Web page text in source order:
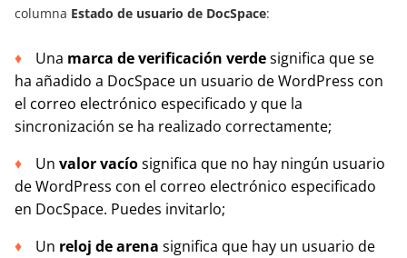
columna Estado de usuario de DocSpace:
Una marca de verificación verdesignifica que se
ha añadido a DocSpace un usuario de WordPress con
el correo electrónico especificado y que la
sincronización se ha realizado correctamente;
Un valor vacíosignifica que no hay ningún usuario
de WordPress con el correo electrónico especificado
en DocSpace. Puedes invitarlo;
Un reloj de arena significa que hay un usuario de